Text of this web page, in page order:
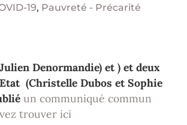
19, Pauvreté - Précarité
Denormandie) et ) et deux
(Christelle Dubos et Sophie
un communiqué commun
trouver ici